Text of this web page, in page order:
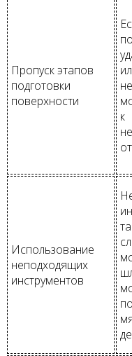
Пропуск этапов
подготовки
поверхности
к
Использование
неподходящих
инструментов